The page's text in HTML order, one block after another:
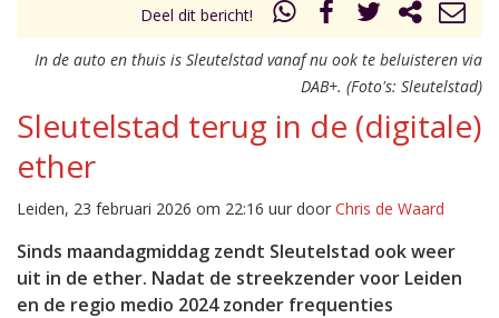
Deel dit bericht!
In de auto en thuis is Sleutelstad vanaf nu ook te beluisteren via
DAB+. (Foto's: Sleutelstad)
Sleutelstad terug in de (digitale)
ether
Leiden, 23 februari 2026 om 22:16 uur door Chris de Waard
Sinds maandagmiddag zendt Sleutelstad ook weer
uit in de ether. Nadat de streekzender voor Leiden
en de regio medio 2024 zonder frequenties